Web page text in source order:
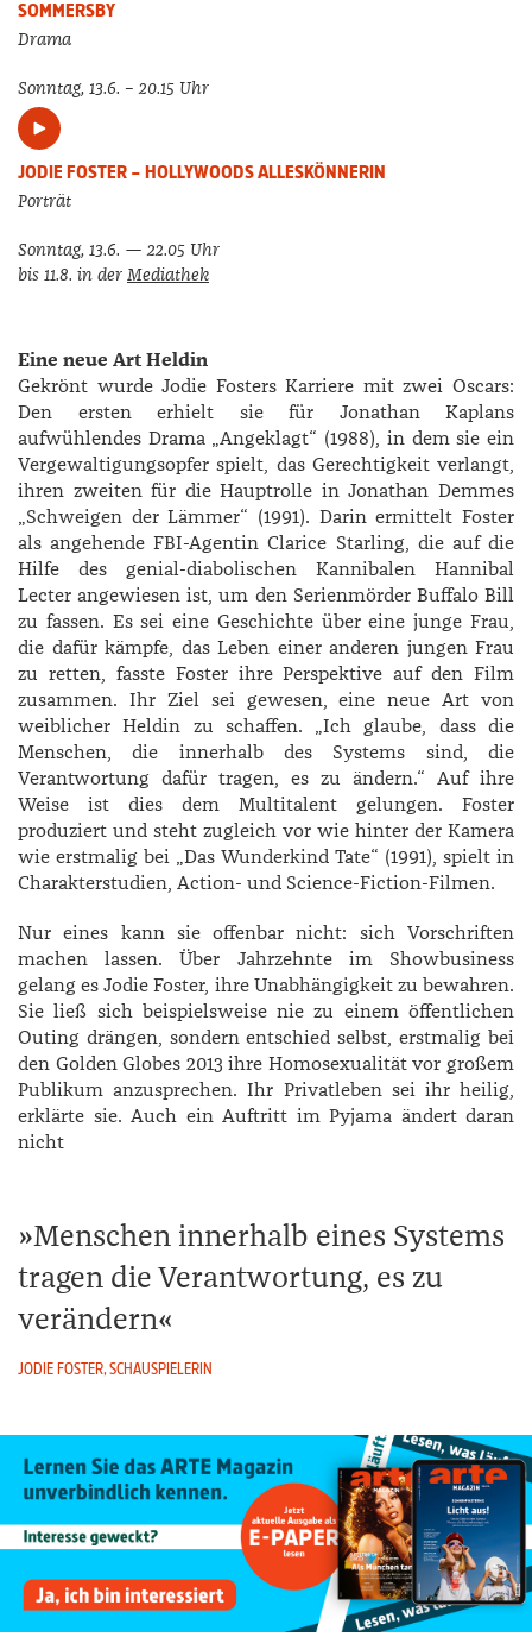
SOMMERSBY
Drama
Sonntag, 13.6. – 20.15 Uhr
JODIE FOSTER – HOLLYWOODS ALLESKÖNNERIN
Porträt
Sonntag, 13.6. — 22.05 Uhr
bis 11.8. in der Mediathek
Eine neue Art Heldin
Gekrönt wurde Jodie Fosters Karriere mit zwei Oscars:
Den ersten erhielt sie für Jonathan Kaplans
aufwühlendes Drama „Angeklagt“ (1988), in dem sie ein
Vergewaltigungsopfer spielt, das Gerechtigkeit verlangt,
ihren zweiten für die Hauptrolle in Jonathan Demmes
„Schweigen der Lämmer“ (1991). Darin ermittelt Foster
als angehende FBI-Agentin Clarice Starling, die auf die
Hilfe des genial-diabolischen Kannibalen Hannibal
Lecter angewiesen ist, um den Serienmörder Buffalo Bill
zu fassen. Es sei eine Geschichte über eine junge Frau,
die dafür kämpfe, das Leben einer anderen jungen Frau
zu retten, fasste ­Foster ihre Perspektive auf den Film
zusammen. Ihr Ziel sei gewesen, eine neue Art von
weiblicher Heldin zu schaffen. „Ich glaube, dass die
Menschen, die innerhalb des Systems sind, die
Verantwortung dafür tragen, es zu ändern.“ Auf ihre
Weise ist dies dem Multitalent gelungen. Foster
produziert und steht zugleich vor wie hinter der Kamera
wie erstmalig bei „Das Wunderkind Tate“ (1991), spielt in
Charakterstudien, Action- und Science-Fiction-Filmen.
Nur eines kann sie offenbar nicht: sich Vorschriften
machen lassen. Über Jahrzehnte im Showbusiness
gelang es Jodie Foster, ihre Unabhängigkeit zu bewahren.
Sie ließ sich beispielsweise nie zu einem öffentlichen
Outing drängen, sondern entschied selbst, erstmalig bei
den Golden Globes 2013 ihre Homosexualität vor großem
Publikum anzusprechen. Ihr Privatleben sei ihr heilig,
erklärte sie. Auch ein Auftritt im Pyjama ändert daran
nicht
Menschen innerhalb eines Systems
tragen die Verantwortung, es zu
verändern
JODIE FOSTER, SCHAUSPIELERIN